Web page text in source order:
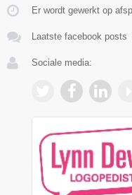
Er wordt gewerkt op
Laatste facebook posts
Sociale media: